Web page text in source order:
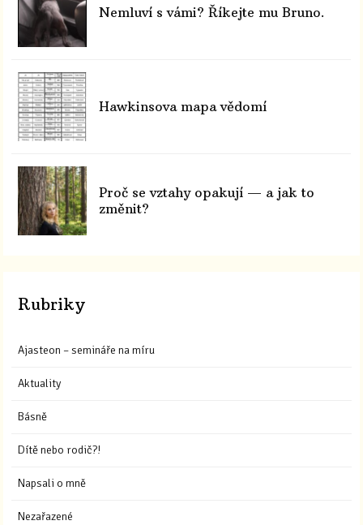
Nemluví s vámi? Říkejte mu Bruno.
Hawkinsova mapa vědomí
Proč se vztahy opakují — a jak to
změnit?
Rubriky
Ajasteon – semináře na míru
Aktuality
Básně
Dítě nebo rodič?!
Napsali o mně
Nezařazené